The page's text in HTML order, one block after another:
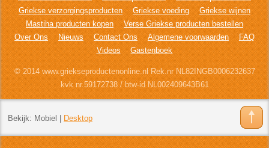
Griekse verzorgingsproducten
Griekse voeding
Griekse wijnen
Mastiha producten kopen
Verse Griekse producten bestellen
Over Ons
Nieuws Contact Ons Algemene voorwaarden
FAQ
Videos
Gastenboek
© 2014 www.griekseproductenonline.nl Rek.nr NL82INGB0006232637
kvk nr.59172738 / btw-id NL002409643B61
Bekijk: Mobiel Desktop